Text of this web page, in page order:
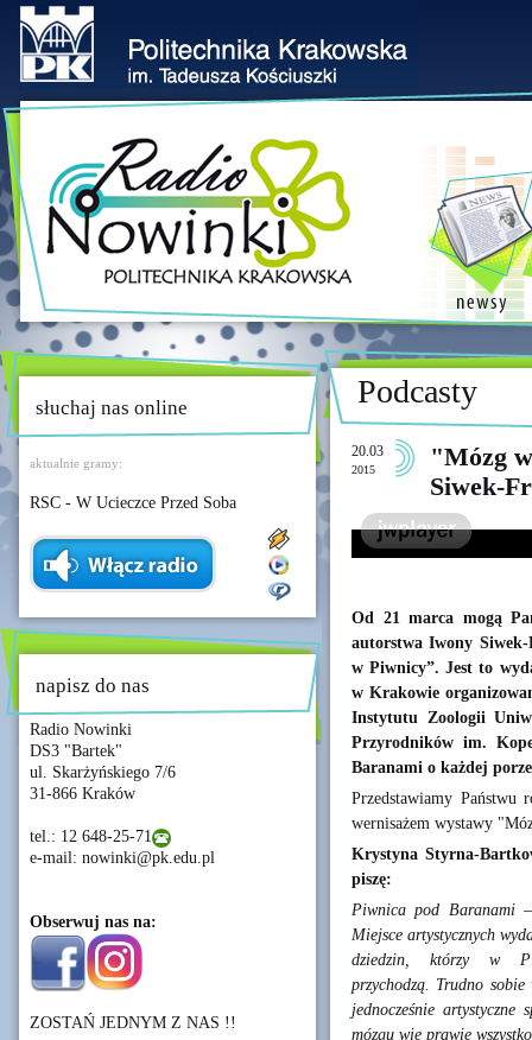
słuchaj nas online
aktualnie gramy:
RSC - W Ucieczce Przed Soba
napisz do nas
Radio Nowinki
DS3 "Bartek"
ul. Skarżyńskiego 7/6
31-866 Kraków
tel.: 12 648-25-71
e-mail: nowinki@pk.edu.pl
Obserwuj nas na:
ZOSTAŃ JEDNYM Z NAS !!
Podcasty
20.03
2015
"Mózg
Siwek-
Od 21 marca mogą
autorstwa Iwony
w Piwnicy”. Jest to
w Krakowie
Instytutu Zoologii
Przyrodników im.
Baranami o każdej
Przedstawiamy Państwu
wernisażem wystawy
Krystyna Styrna-
piszę:
Piwnica pod Baranami
Miejsce artystycznych
dziedzin, którzy w
przychodzą. Trudno
jednocześnie
mózgu wie prawie